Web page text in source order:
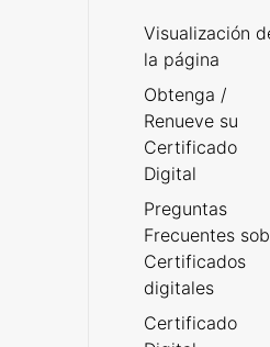
Visualización
la página
Obtenga /
Renueve su
Certificado
Digital
Preguntas
Frecuentes
Certificados
digitales
Certificado